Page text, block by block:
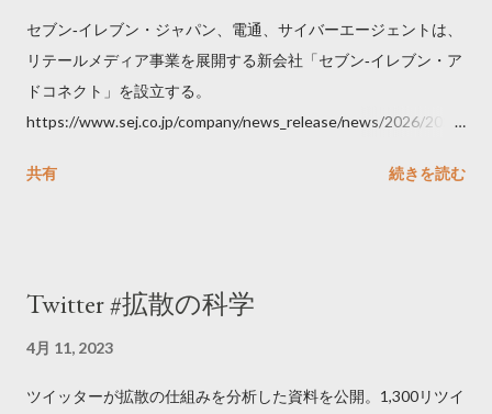
セブン‐イレブン・ジャパン、電通、サイバーエージェントは、
リテールメディア事業を展開する新会社「セブン‐イレブン・ア
ドコネクト」を設立する。
https://www.sej.co.jp/company/news_release/news/2026/2026
共有
続きを読む
Twitter #拡散の科学
4月 11, 2023
ツイッターが拡散の仕組みを分析した資料を公開。1,300リツイ